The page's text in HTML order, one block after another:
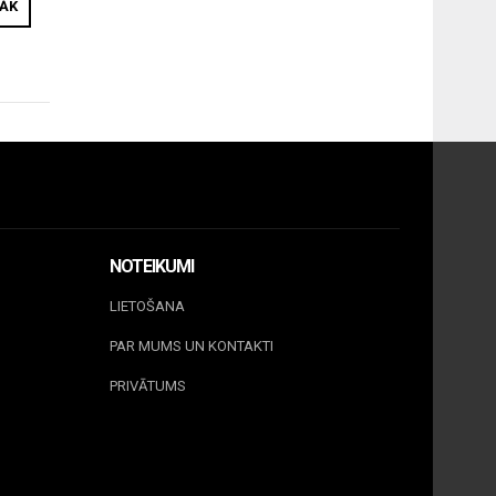
NOTEIKUMI
LIETOŠANA
PAR MUMS UN KONTAKTI
PRIVĀTUMS